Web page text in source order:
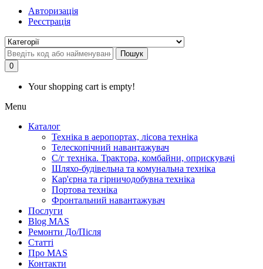
Авторизація
Реєстрація
Пошук
0
Your shopping cart is empty!
Menu
Каталог
Техніка в аеропортах, лісова техніка
Телескопічний навантажувач
С/г техніка. Трактора, комбайни, оприскувачі
Шляхо-будівельна та комунальна техніка
Кар'єрна та гірничодобувна техніка
Портова техніка
Фронтальний навантажувач
Послуги
Blog MAS
Ремонти До/Після
Статті
Про MAS
Контакти